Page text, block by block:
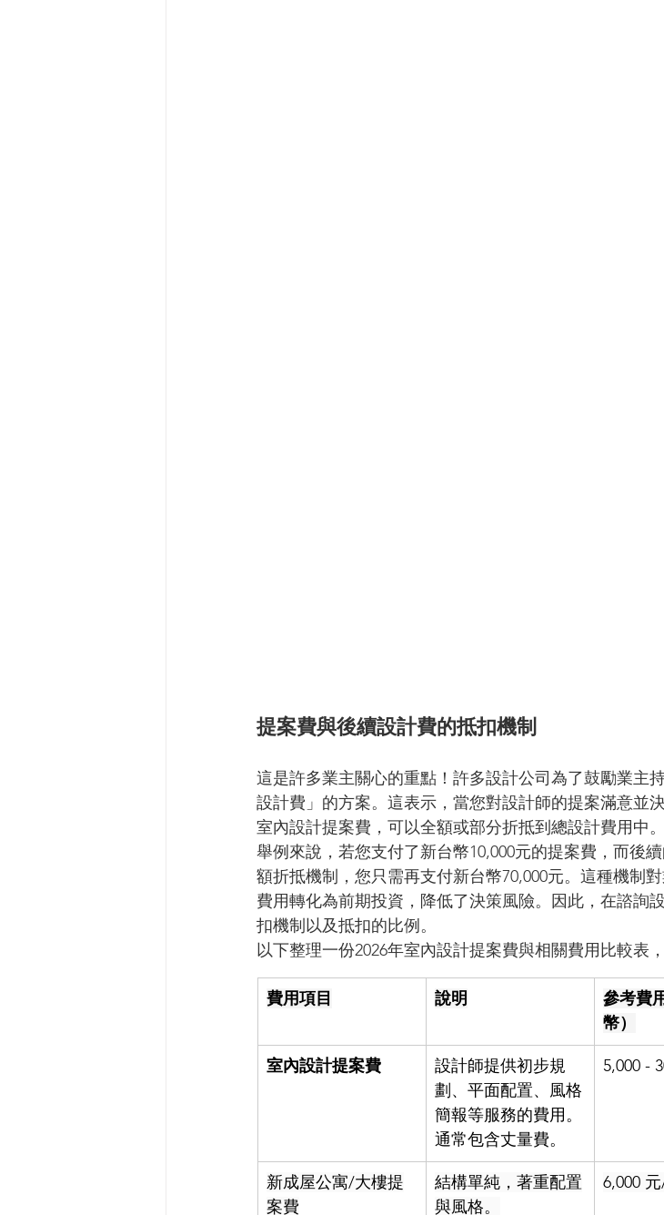
提案費與後續設計費的抵扣機制
這是許多業主關心的重點！許多設計公司為了鼓勵業主
設計費」的方案。這表示，當您對設計師的提案滿意並
室內設計提案費，可以全額或部分折抵到總設計費用中。
舉例來說，若您支付了新台幣10,000元的提案費，而後
額折抵機制，您只需再支付新台幣70,000元。這種機制
費用轉化為前期投資，降低了決策風險。因此，在諮詢
扣機制以及抵扣的比例。
以下整理一份2026年室內設計提案費與相關費用比較表
費用項目 說明
參考費
幣）
室內設計提案費
設計師提供初步規
劃、平面配置、風格
簡報等服務的費用。
通常包含丈量費。
5,000 -
新成屋公寓/大樓提
案費
結構單純，著重配置
與風格。
6,000